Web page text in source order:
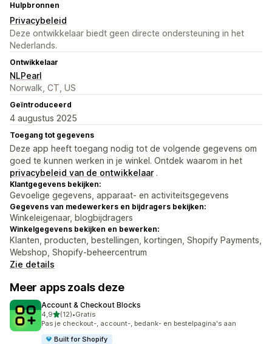
Hulpbronnen
Privacybeleid
Deze ontwikkelaar biedt geen directe ondersteuning in het
Nederlands.
Ontwikkelaar
NLPearl
Norwalk, CT, US
Geïntroduceerd
4 augustus 2025
Toegang tot gegevens
Deze app heeft toegang nodig tot de volgende gegevens om
goed te kunnen werken in je winkel. Ontdek waarom in het
privacybeleid van de ontwikkelaar .
Klantgegevens bekijken:
Gevoelige gegevens, apparaat- en activiteitsgegevens
Gegevens van medewerkers en bijdragers bekijken:
Winkeleigenaar, blogbijdragers
Winkelgegevens bekijken en bewerken:
Klanten, producten, bestellingen, kortingen, Shopify Payments,
Webshop, Shopify-beheercentrum
Zie details
Meer apps zoals deze
Account & Checkout Blocks
4,9van 5 sterren
(12)
12 recensies in totaal
•Gratis
Pas je checkout-, account-, bedank- en bestelpagina's aan
Built for Shopify